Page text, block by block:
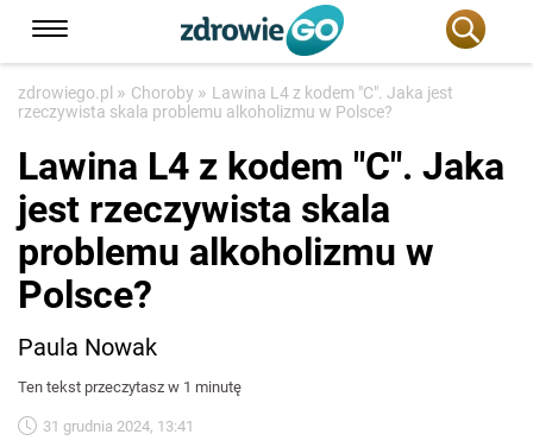
zdrowiego.pl » Choroby » Lawina L4 z kodem "C". Jaka jest
rzeczywista skala problemu alkoholizmu w Polsce?
Lawina L4 z kodem "C". Jaka
jest rzeczywista skala
problemu alkoholizmu w
Polsce?
Paula Nowak
Ten tekst przeczytasz w 1 minutę
31 grudnia 2024, 13:41